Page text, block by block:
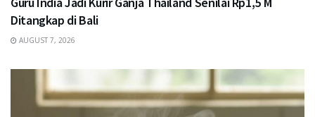
Ditangkap di Bali
AUGUST 7, 2026